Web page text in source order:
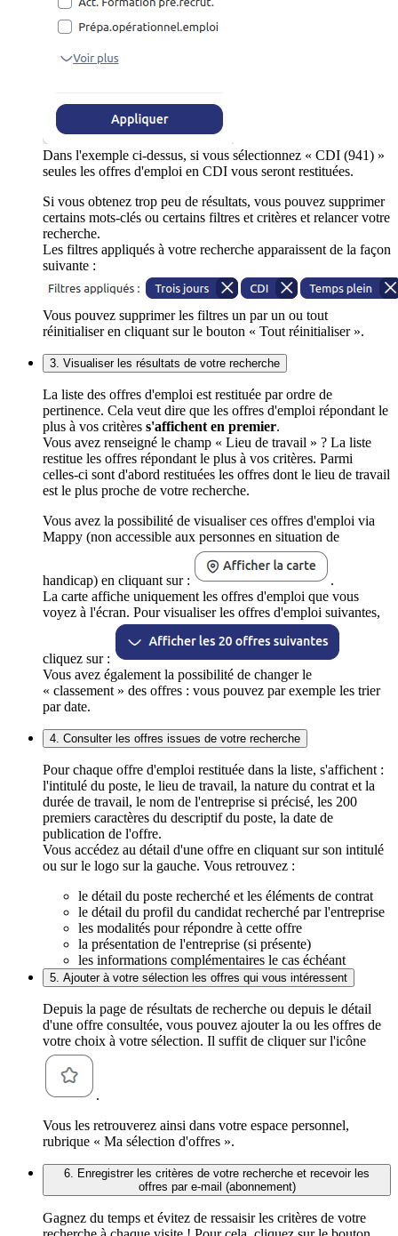
Dans l'exemple ci-dessus, si vous sélectionnez « CDI (941) »
seules les offres d'emploi en CDI vous seront restituées.
Si vous obtenez trop peu de résultats, vous pouvez supprimer
certains mots-clés ou certains filtres et critères et relancer votre
recherche.
Les filtres appliqués à votre recherche apparaissent de la façon
suivante :
Vous pouvez supprimer les filtres un par un ou tout
réinitialiser en cliquant sur le bouton « Tout réinitialiser ».
3. Visualiser les résultats de votre recherche
La liste des offres d'emploi est restituée par ordre de
pertinence. Cela veut dire que les offres d'emploi répondant le
plus à vos critères s'affichent en premier.
Vous avez renseigné le champ « Lieu de travail » ? La liste
restitue les offres répondant le plus à vos critères. Parmi
celles-ci sont d'abord restituées les offres dont le lieu de travail
est le plus proche de votre recherche.
Vous avez la possibilité de visualiser ces offres d'emploi via
Mappy (non accessible aux personnes en situation de
handicap) en cliquant sur :
.
La carte affiche uniquement les offres d'emploi que vous
voyez à l'écran. Pour visualiser les offres d'emploi suivantes,
cliquez sur :
Vous avez également la possibilité de changer le
« classement » des offres : vous pouvez par exemple les trier
par date.
4. Consulter les offres issues de votre recherche
Pour chaque offre d'emploi restituée dans la liste, s'affichent :
l'intitulé du poste, le lieu de travail, la nature du contrat et la
durée de travail, le nom de l'entreprise si précisé, les 200
premiers caractères du descriptif du poste, la date de
publication de l'offre.
Vous accédez au détail d'une offre en cliquant sur son intitulé
ou sur le logo sur la gauche. Vous retrouvez :
le détail du poste recherché et les éléments de contrat
le détail du profil du candidat recherché par l'entreprise
les modalités pour répondre à cette offre
la présentation de l'entreprise (si présente)
les informations complémentaires le cas échéant
5. Ajouter à votre sélection les offres qui vous intéressent
Depuis la page de résultats de recherche ou depuis le détail
d'une offre consultée, vous pouvez ajouter la ou les offres de
votre choix à votre sélection. Il suffit de cliquer sur l'icône
.
Vous les retrouverez ainsi dans votre espace personnel,
rubrique « Ma sélection d'offres ».
6. Enregistrer les critères de votre recherche et recevoir les
offres par e-mail (abonnement)
Gagnez du temps et évitez de ressaisir les critères de votre